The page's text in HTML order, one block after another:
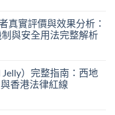
真實評價與效果分析：
與安全用法完整解析
）完整指南：西地
香港法律紅線